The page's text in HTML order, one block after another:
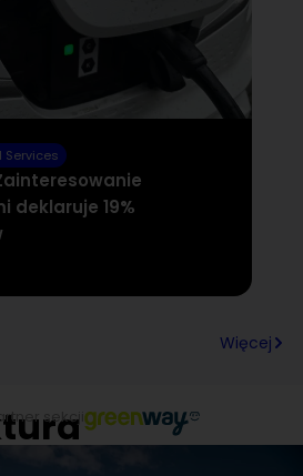
Services
deklaruje 19%
Więcej
sekcji